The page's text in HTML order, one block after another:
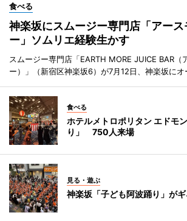
食べる
神楽坂にスムージー専門店「アー
ー」ソムリエ経験生かす
スムージー専門店「EARTH MORE JUICE BAR（
ー）」（新宿区神楽坂6）が7月12日、神楽坂にオ
食べる
ホテルメトロポリタン エドモ
り」 750人来場
見る・遊ぶ
神楽坂「子ども阿波踊り」が